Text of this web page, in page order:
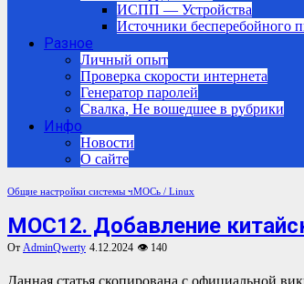
ИСПП — Устройства
Источники бесперебойного
Разное
Личный опыт
Проверка скорости интернета
Генератор паролей
Свалка, Не вошедшее в рубрики
Инфо
Новости
О сайте
Общие настройки системы чМОСь / Linux
МОС12. Добавление
От AdminQwerty 4.12.2024 👁 140
Данная статья скопирована с официальной